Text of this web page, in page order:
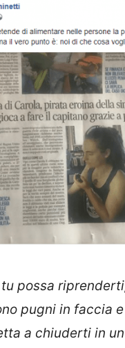
tu possa
pugni in faccia
a chiuderti in